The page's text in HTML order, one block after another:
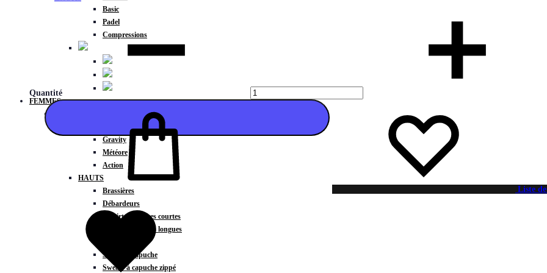
Basic
Padel
Compressions
FEMMES
Gravity
Météore
Action
HAUTS
Brassières
Débardeurs
T-shirts manches courtes
T-shirts manches longues
Sweats à capuche
Sweats à capuche zippé
Quantité
Liste